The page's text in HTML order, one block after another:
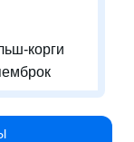
корги